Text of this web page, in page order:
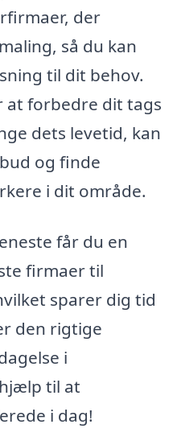
der
så du kan
til dit behov.
at forbedre dit tags
dets levetid, kan
og finde
i dit område.
får du en
firmaer til
sparer dig tid
den rigtige
i
til at
i dag!